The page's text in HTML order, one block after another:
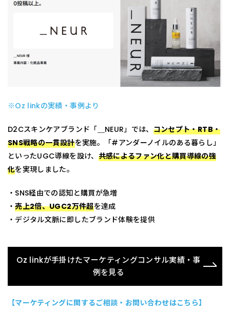
※Oz linkの実績・事例より
D2Cスキンケアブランド「＿NEUR」では、 コンセプト・RTB・
SNS戦略の一貫設計を実施。「#アンダーノイルのある暮らし」
といったUGC導線を設け、 共感によるファン化と購買導線の強
化を実現しました。
・SNS経由での認知と購買が急増
・売上2倍、UGC2万件超を達成
・デジタル文脈に即したブランド体験を提供
Oz linkが手掛けたマーケティングコンサル実績・事
例を見る
【マーケティングに関するご相談・お問い合わせはこちら】